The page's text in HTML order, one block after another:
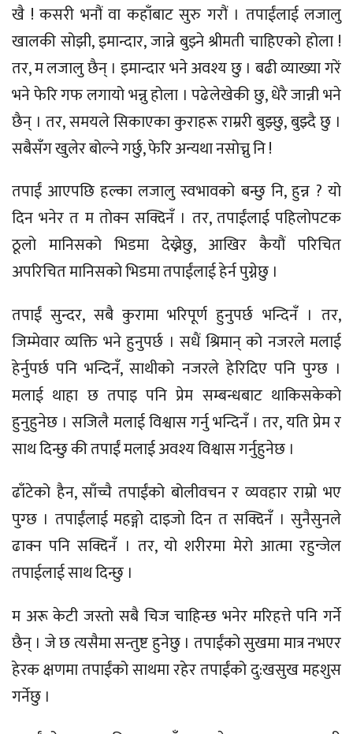
खै ! कसरी भनौं वा कहाँबाट सुरु गरौं । तपाईंलाई लजालु
खालकी सोझी, इमान्दार, जान्ने बुझ्ने श्रीमती चाहिएको होला !
तर, म लजालु छैन् । इमान्दार भने अवश्य छु । बढी व्याख्या गरें
भने फेरि गफ लगायो भन्नु होला । पढेलेखेकी छु, धेरै जान्नी भने
छैन् । तर, समयले सिकाएका कुराहरू राम्ररी बुझ्छु, बुझ्दै छु ।
सबैसँग खुलेर बोल्ने गर्छु, फेरि अन्यथा नसोच्नु नि !
तपाईं आएपछि हल्का लजालु स्वभावको बन्छु नि, हुन्न ? यो
दिन भनेर त म तोक्न सक्दिनँ । तर, तपाईंलाई पहिलोपटक
ठूलो मानिसको भिडमा देख्नेछु, आखिर कैयौं परिचित
अपरिचित मानिसको भिडमा तपाईंलाई हेर्न पुग्नेछु ।
तपाईं सुन्दर, सबै कुरामा भरिपूर्ण हुनुपर्छ भन्दिनँ । तर,
जिम्मेवार व्यक्ति भने हुनुपर्छ । सधैं श्रिमान् को नजरले मलाई
हेर्नुपर्छ पनि भन्दिनँ, साथीको नजरले हेरिदिए पनि पुग्छ ।
मलाई थाहा छ तपाइ पनि प्रेम सम्बन्धबाट थाकिसकेकाे
हुनुहुनेछ । सजिलै मलाई विश्वास गर्नु भन्दिनँ । तर, यति प्रेम र
साथ दिन्छु की तपाईं मलाई अवश्य विश्वास गर्नुहुनेछ ।
ढाँटेको हैन, साँच्चै तपाईंको बोलीवचन र व्यवहार राम्रो भए
पुग्छ । तपाईंलाई महङ्गो दाइजाे दिन त सक्दिनँ । सुनैसुनले
ढाक्न पनि सक्दिनँ । तर, यो शरीरमा मेरो आत्मा रहुन्जेल
तपाईलाई साथ दिन्छु ।
म अरू केटी जस्ताे सबै चिज चाहिन्छ भनेर मरिहत्ते पनि गर्ने
छैन् । जे छ त्यसैमा सन्तुष्ट हुनेछु । तपाईंको सुखमा मात्र नभएर
हेरक क्षणमा तपाईंको साथमा रहेर तपाईंको दु:खसुख महशुस
गर्नेछु ।